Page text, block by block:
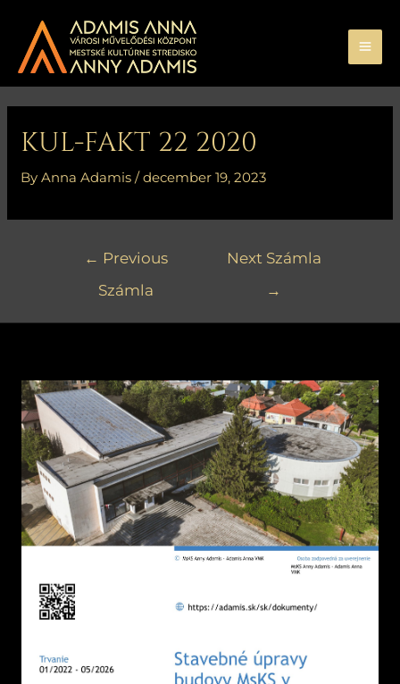
content
KUL-FAKT 22 2020
ByAnna Adamis/december 19, 2023
← Previous
Számla
Next Számla
→